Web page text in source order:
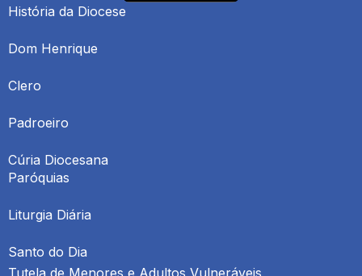
História da Diocese
Dom Henrique
Clero
Padroeiro
Cúria Diocesana
Paróquias
Liturgia Diária
Santo do Dia
Tutela de Menores e Adultos Vulneráveis